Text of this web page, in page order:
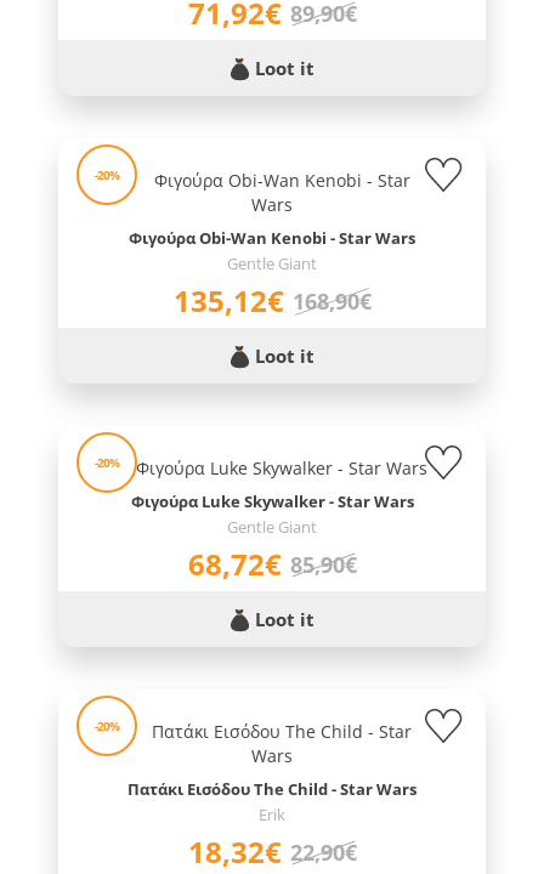
71,92€ 89,90€
Loot it
-20%
Φιγούρα Obi-Wan Kenobi - Star Wars
Gentle Giant
135,12€ 168,90€
Loot it
-20%
Φιγούρα Luke Skywalker - Star Wars
Gentle Giant
68,72€ 85,90€
Loot it
-20%
Πατάκι Εισόδου The Child - Star Wars
Erik
18,32€ 22,90€